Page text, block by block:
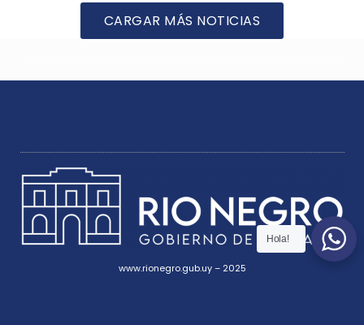
CARGAR MÁS NOTICIAS
www.rionegro.gub.uy – 2025
Hola!